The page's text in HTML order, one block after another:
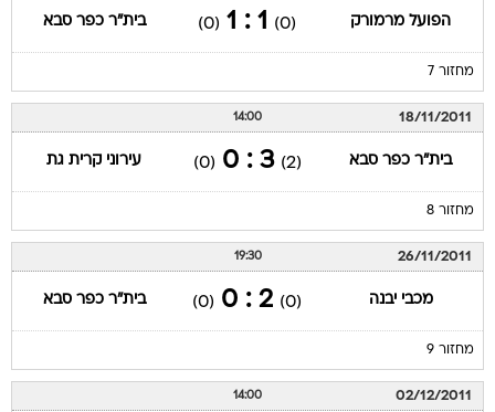
הפועל מרמורק (0)
1 : 1
(0) בית"ר כפר סבא
מחזור 7
18/11/2011
14:00
בית"ר כפר סבא (2)
3 : 0
(0) עירוני קרית גת
מחזור 8
26/11/2011
19:30
מכבי יבנה (0)
2 : 0
(0) בית"ר כפר סבא
מחזור 9
02/12/2011
14:00